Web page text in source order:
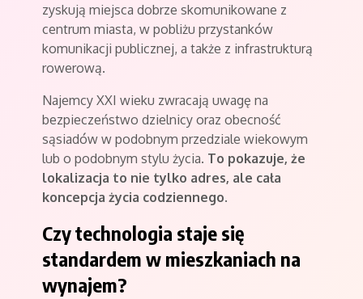
zyskują miejsca dobrze skomunikowane z
centrum miasta, w pobliżu przystanków
komunikacji publicznej, a także z infrastrukturą
rowerową.
Najemcy XXI wieku zwracają uwagę na
bezpieczeństwo dzielnicy oraz obecność
sąsiadów w podobnym przedziale wiekowym
lub o podobnym stylu życia. To pokazuje, że
lokalizacja to nie tylko adres, ale cała
koncepcja życia codziennego.
Czy technologia staje się
standardem w mieszkaniach na
wynajem?